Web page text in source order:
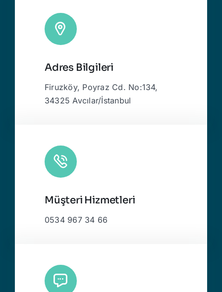
Adres Bilgileri
Firuzköy, Poyraz Cd. No:134,
34325 Avcılar/İstanbul
Müşteri Hizmetleri
0534 967 34 66